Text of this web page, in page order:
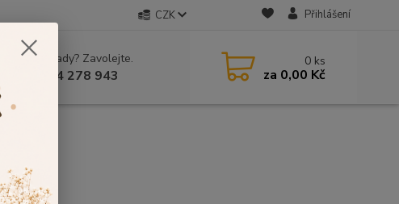
CZK Přihlášení
Nevíte si rady? Zavolejte.
+420 604 278 943
0 ks
za 0,00 Kč